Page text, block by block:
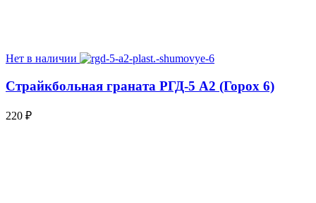
Нет в наличии
Страйкбольная граната РГД-5 А2 (Горох 6)
220 ₽